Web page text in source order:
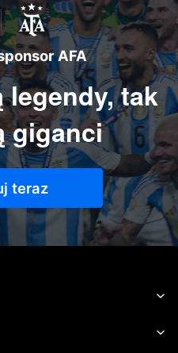
AFA
legendy, tak
giganci
teraz